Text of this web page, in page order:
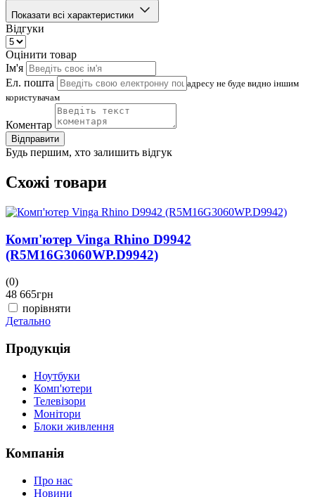
Показати всі характеристики
Відгуки
Оцінити товар
Ім'я
Ел. пошта
адресу не буде видно іншим
користувачам
Коментар
Відправити
Будь першим, хто залишить відгук
Схожі товари
Комп'ютер Vinga Rhino D9942
(R5M16G3060WP.D9942)
(0)
48 665грн
порівняти
Детально
Продукція
Ноутбуки
Комп'ютери
Телевізори
Монітори
Блоки живлення
Компанія
Про нас
Новини